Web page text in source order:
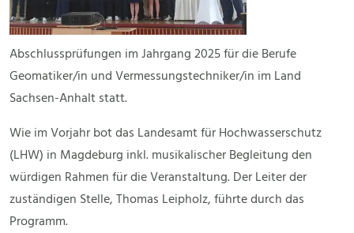
Abschlussprüfungen im Jahrgang 2025 für die Berufe
Geomatiker/in und Vermessungstechniker/in im Land
Sachsen-Anhalt statt.
Wie im Vorjahr bot das Landesamt für Hochwasserschutz
(LHW) in Magdeburg inkl. musikalischer Begleitung den
würdigen Rahmen für die Veranstaltung. Der Leiter der
zuständigen Stelle, Thomas Leipholz, führte durch das
Programm.